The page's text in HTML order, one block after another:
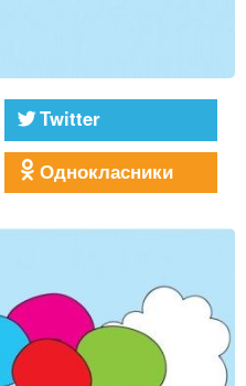
Twitter
Однокласники